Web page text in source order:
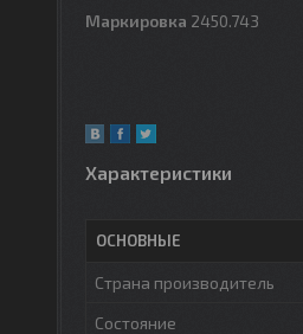
Маркировка 2450.743
Характеристики
ОСНОВНЫЕ
Страна производитель
Состояние